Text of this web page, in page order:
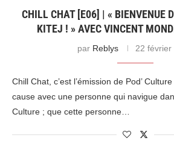
CHILL CHAT [E06] | « BIENVENUE
KITEJ ! » AVEC VINCENT
par Reblys 22 février
Chill Chat, c’est l’émission de Pod’
cause avec une personne qui navigue
Culture ; que cette personne…